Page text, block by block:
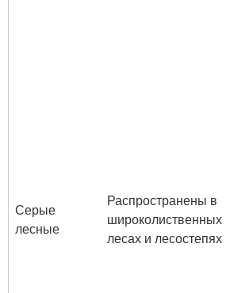
Серые
лесные
Распространены в
широколиственных
лесах и лесостепях